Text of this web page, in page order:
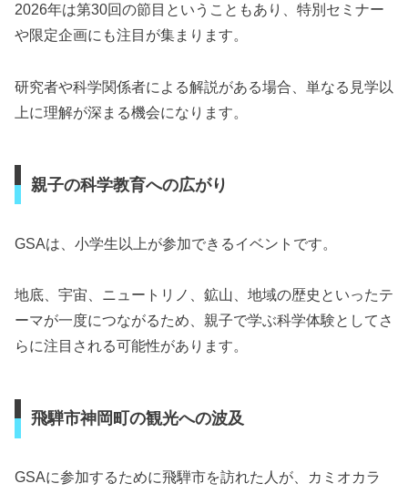
2026年は第30回の節目ということもあり、特別セミナー
や限定企画にも注目が集まります。
研究者や科学関係者による解説がある場合、単なる見学以
上に理解が深まる機会になります。
親子の科学教育への広がり
GSAは、小学生以上が参加できるイベントです。
地底、宇宙、ニュートリノ、鉱山、地域の歴史といったテ
ーマが一度につながるため、親子で学ぶ科学体験としてさ
らに注目される可能性があります。
飛騨市神岡町の観光への波及
GSAに参加するために飛騨市を訪れた人が、カミオカラ